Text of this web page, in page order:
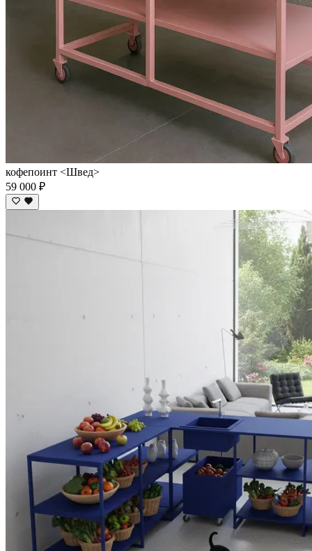
кофепоинт <Швед>
59 000 ₽